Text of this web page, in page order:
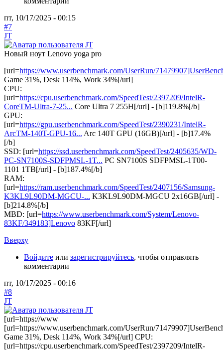
пт, 10/17/2025 - 00:15
#7
JT
Новый ноут Lenovo yoga pro
[url=https://www.userbenchmark.com/UserRun/
Game 31%, Desk 114%, Work 34%[/url]
CPU:
[url=https://cpu.userbenchmark.com/SpeedTest/2397209/IntelR-
CoreTM-Ultra-7-25... Core Ultra 7 255H[/url] - [b]119.8%[/b]
GPU:
[url=https://gpu.userbenchmark.com/SpeedTest/2390231/IntelR-
ArcTM-140T-GPU-16... Arc 140T GPU (16GB)[/url] - [b]17.4%
[/b]
SSD: [url=https://ssd.userbenchmark.com/SpeedTest/2405635/WD-
PC-SN7100S-SDFPMSL-1T... PC SN7100S SDFPMSL-1T00-
1101 1TB[/url] - [b]187.4%[/b]
RAM:
[url=https://ram.userbenchmark.com/SpeedTest/2407156/Samsung-
K3KL9L90DM-MGCU-... K3KL9L90DM-MGCU 2x16GB[/url] -
[b]214.8%[/b]
MBD: [url=https://www.userbenchmark.com/System/Lenovo-
83KF/349183]Lenovo 83KF[/url]
Вверху
Войдите или зарегистрируйтесь, чтобы отправлять
комментарии
пт, 10/17/2025 - 00:16
#8
JT
[url=https://www
[url=https://www.userbenchmark.com/UserRun/
Game 31%, Desk 114%, Work 34%[/url] CPU:
[url=https://cpu.userbenchmark.com/SpeedTest/2397209/IntelR-